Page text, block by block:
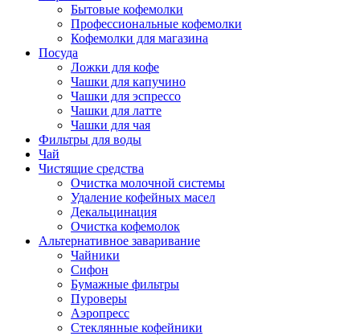
Бытовые кофемолки
Профессиональные кофемолки
Кофемолки для магазина
Посуда
Ложки для кофе
Чашки для капучино
Чашки для эспрессо
Чашки для латте
Чашки для чая
Фильтры для воды
Чай
Чистящие средства
Очистка молочной системы
Удаление кофейных масел
Декальцинация
Очистка кофемолок
Альтернативное заваривание
Чайники
Сифон
Бумажные фильтры
Пуроверы
Аэропресс
Стеклянные кофейники